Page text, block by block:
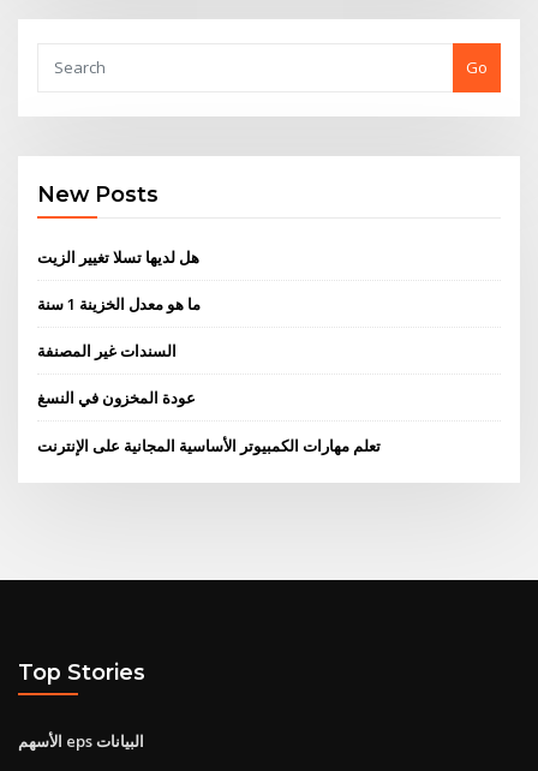
Go
New Posts
هل لديها تسلا تغيير الزيت
ما هو معدل الخزينة 1 سنة
السندات غير المصنفة
عودة المخزون في النسغ
تعلم مهارات الكمبيوتر الأساسية المجانية على الإنترنت
Top Stories
الأسهم eps البيانات